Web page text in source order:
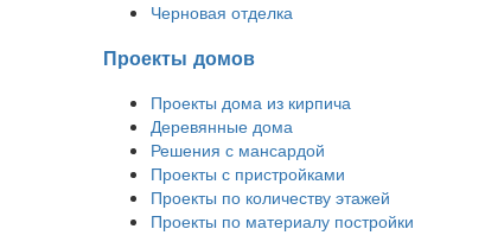
Черновая отделка
Проекты домов
Проекты дома из кирпича
Деревянные дома
Решения с мансардой
Проекты с пристройками
Проекты по количеству этажей
Проекты по материалу постройки